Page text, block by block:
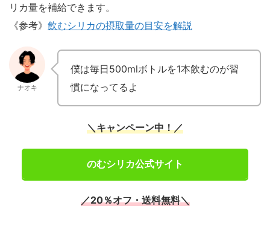
リカ量を補給できます。
《参考》 飲むシリカの摂取量の目安を解説
ナオキ
僕は毎日500mlボトルを1本飲むのが習
慣になってるよ
＼キャンペーン中！／
のむシリカ公式サイト
／20％オフ・送料無料＼